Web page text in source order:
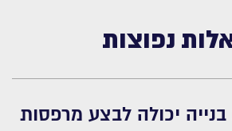
נפוצות
יכולה לבצע מרפסות